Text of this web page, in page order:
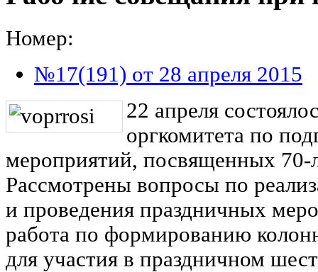
Номер:
№17(191) от 28 апреля 2015
22 апреля
оргкомитета по
мероприятий, посвященных
Рассмотрены вопросы по
и проведения праздничных
работа по формированию
для участия в праздничном